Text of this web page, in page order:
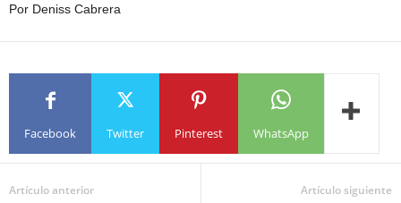
Por Deniss Cabrera
Facebook Twitter Pinterest WhatsApp
Artículo anterior Artículo siguiente